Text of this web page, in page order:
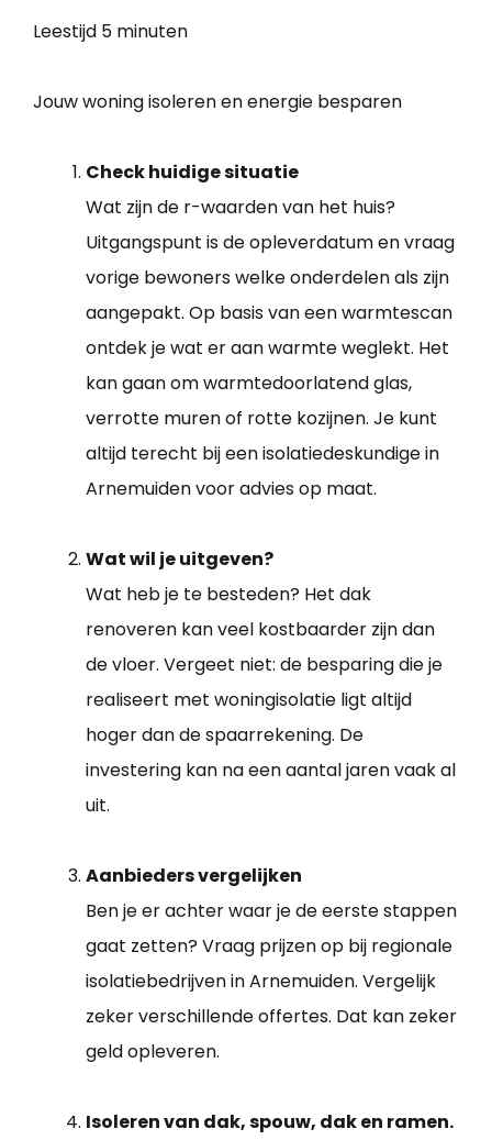
Leestijd 5 minuten
Jouw woning isoleren en energie besparen
Check huidige situatie
Wat zijn de r-waarden van het huis?
Uitgangspunt is de opleverdatum en vraag
vorige bewoners welke onderdelen als zijn
aangepakt. Op basis van een warmtescan
ontdek je wat er aan warmte weglekt. Het
kan gaan om warmtedoorlatend glas,
verrotte muren of rotte kozijnen. Je kunt
altijd terecht bij een isolatiedeskundige in
Arnemuiden voor advies op maat.
Wat wil je uitgeven?
Wat heb je te besteden? Het dak
renoveren kan veel kostbaarder zijn dan
de vloer. Vergeet niet: de besparing die je
realiseert met woningisolatie ligt altijd
hoger dan de spaarrekening. De
investering kan na een aantal jaren vaak al
uit.
Aanbieders vergelijken
Ben je er achter waar je de eerste stappen
gaat zetten? Vraag prijzen op bij regionale
isolatiebedrijven in Arnemuiden. Vergelijk
zeker verschillende offertes. Dat kan zeker
geld opleveren.
Isoleren van dak, spouw, dak en ramen.